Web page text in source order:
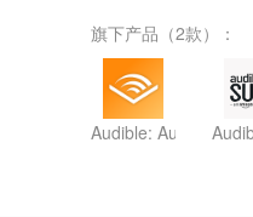
旗下产品（2款）：
Audible: Audiobooks